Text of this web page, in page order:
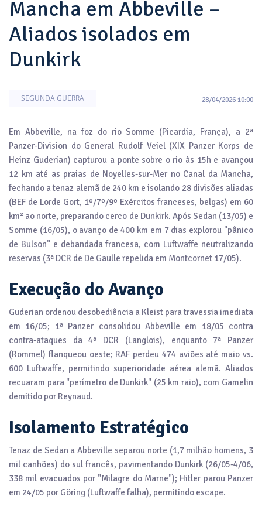
Mancha em Abbeville –
Aliados isolados em
Dunkirk
SEGUNDA GUERRA 28/04/2026 10:00
Em Abbeville, na foz do rio Somme (Picardia, França), a 2ª
Panzer-Division do General Rudolf Veiel (XIX Panzer Korps de
Heinz Guderian) capturou a ponte sobre o rio às 15h e avançou
12 km até as praias de Noyelles-sur-Mer no Canal da Mancha,
fechando a tenaz alemã de 240 km e isolando 28 divisões aliadas
(BEF de Lorde Gort, 1º/7º/9º Exércitos franceses, belgas) em 60
km² ao norte, preparando cerco de Dunkirk. Após Sedan (13/05) e
Somme (16/05), o avanço de 400 km em 7 dias explorou "pânico
de Bulson" e debandada francesa, com Luftwaffe neutralizando
reservas (3ª DCR de De Gaulle repelida em Montcornet 17/05).
Execução do Avanço
Guderian ordenou desobediência a Kleist para travessia imediata
em 16/05; 1ª Panzer consolidou Abbeville em 18/05 contra
contra-ataques da 4ª DCR (Langlois), enquanto 7ª Panzer
(Rommel) flanqueou oeste; RAF perdeu 474 aviões até maio vs.
600 Luftwaffe, permitindo superioridade aérea alemã. Aliados
recuaram para "perímetro de Dunkirk" (25 km raio), com Gamelin
demitido por Reynaud.
Isolamento Estratégico
Tenaz de Sedan a Abbeville separou norte (1,7 milhão homens, 3
mil canhões) do sul francês, pavimentando Dunkirk (26/05-4/06,
338 mil evacuados por "Milagre do Marne"); Hitler parou Panzer
em 24/05 por Göring (Luftwaffe falha), permitindo escape.